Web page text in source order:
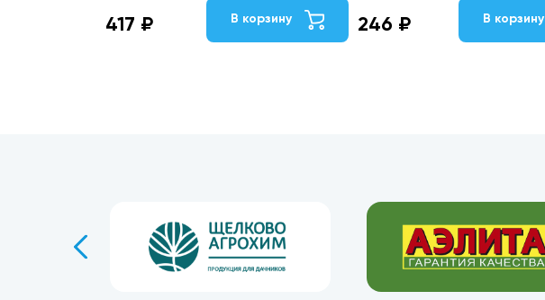
417 ₽ В корзину 246 ₽ В корзину